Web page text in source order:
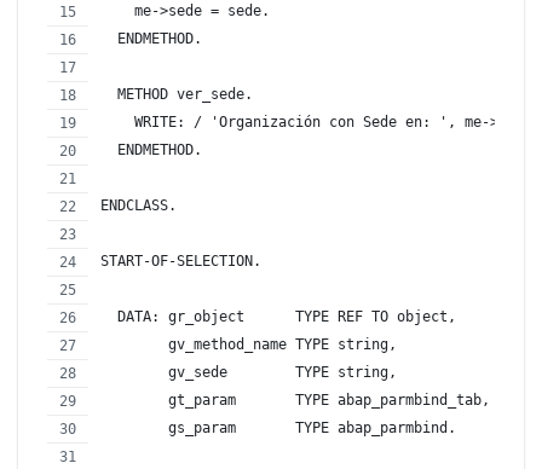
    me->sede = sede.
  ENDMETHOD.
  METHOD ver_sede.
    WRITE: / 'Organización con Sede en: ', me->sede.
  ENDMETHOD.
ENDCLASS.
START-OF-SELECTION.
  DATA: gr_object      TYPE REF TO object,
        gv_method_name TYPE string,
        gv_sede        TYPE string,
        gt_param       TYPE abap_parmbind_tab,
        gs_param       TYPE abap_parmbind.